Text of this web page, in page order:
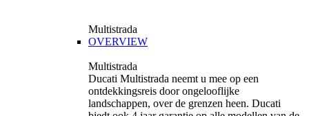
Multistrada
OVERVIEW
Multistrada
Ducati Multistrada neemt u mee op een
ontdekkingsreis door ongelooflijke
landschappen, over de grenzen heen. Ducati